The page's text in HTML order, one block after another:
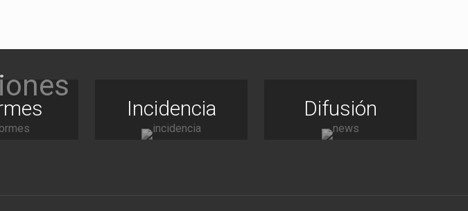
Incidencia Difusión